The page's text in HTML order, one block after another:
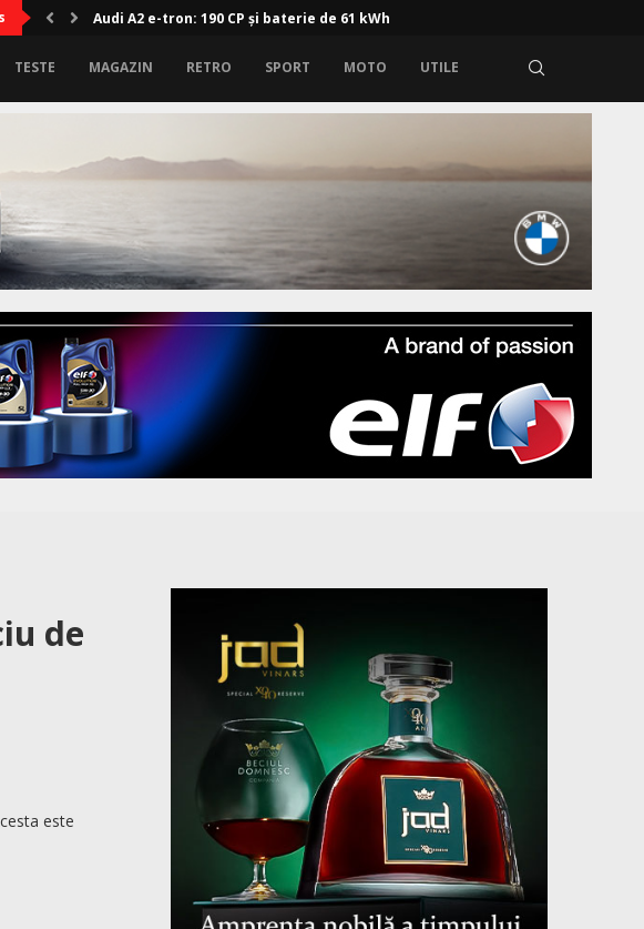
Audi A2 e-tron: 190 CP și baterie de 61 kWh
TESTE MAGAZIN RETRO SPORT MOTO UTILE
de
este